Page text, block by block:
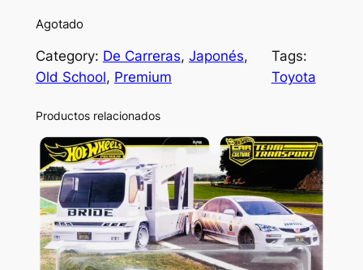
Agotado
Category: De Carreras, Japonés
Old School, Premium
Tags:
Toyota
Productos relacionados